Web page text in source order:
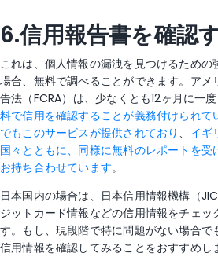
6.信用報告書を確認
これは、個人情報の漏洩を見つけるための
場合、無料で調べることができます。アメ
告法（FCRA）は、少なくとも12ヶ月に一度
料で信用を確認することが義務付けられて
でもこのサービスが提供されており 、 イギ
国々とともに、同様に無料のレポートを受
お持ち合わせています。
日本国内の場合は、日本信用情報機構（
ジットカード情報などの信用情報をチェッ
す。もし、現段階で特に問題がない場合で
信用情報を確認してみることをおすすめし